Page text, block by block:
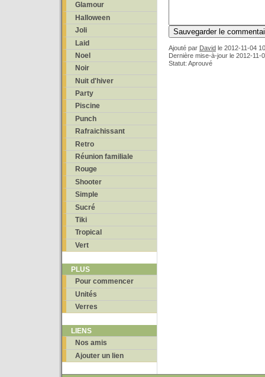
Glamour
Halloween
Joli
Laid
Noel
Noir
Nuit d'hiver
Party
Piscine
Punch
Rafraichissant
Retro
Réunion familiale
Rouge
Shooter
Simple
Sucré
Tiki
Tropical
Vert
PLUS
Pour commencer
Unités
Verres
LIENS
Nos amis
Ajouter un lien
Ajouté par David le 2012-11-04
Dernière mise-à-jour le 2012-11-
Statut: Aprouvé